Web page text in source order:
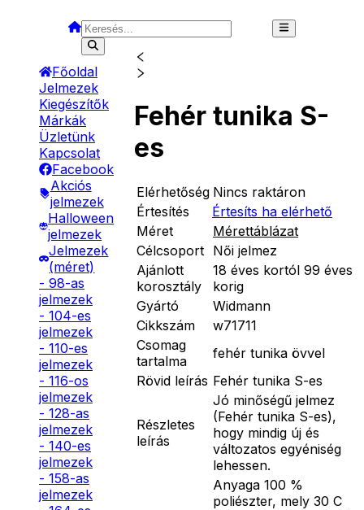
Főoldal
Jelmezek
Kiegészítők
Márkák
Üzletünk
Kapcsolat
Facebook
Akciós
jelmezek
Halloween
jelmezek
Jelmezek
(méret)
- 98-as
jelmezek
- 104-es
jelmezek
- 110-es
jelmezek
- 116-os
jelmezek
- 128-as
jelmezek
- 140-es
jelmezek
- 158-as
jelmezek
Fehér tunika S-
es
Elérhetőség Nincs raktáron
Értesítés
Értesíts ha elérhető
Méret
Mérettáblázat
Célcsoport Női jelmez
Ajánlott
korosztály
18 éves kortól 99 éves
korig
Gyártó
Widmann
Cikkszám
w71711
Csomag
tartalma
fehér tunika övvel
Rövid leírás Fehér tunika S-es
Részletes
leírás
Jó minőségű jelmez
(Fehér tunika S-es),
hogy mindig új és
változatos egyéniség
lehessen.
Anyaga 100 %
poliészter, mely 30 C